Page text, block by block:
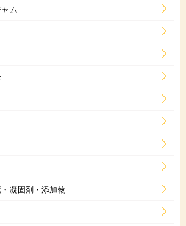
ム
凝固剤・添加物